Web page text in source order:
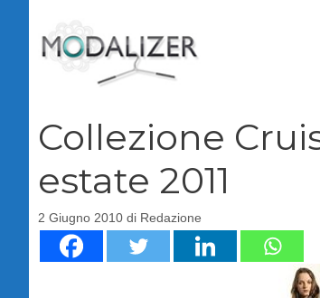
contenuto
Collezione
estate 2011
2 Giugno 2010 di Redazione